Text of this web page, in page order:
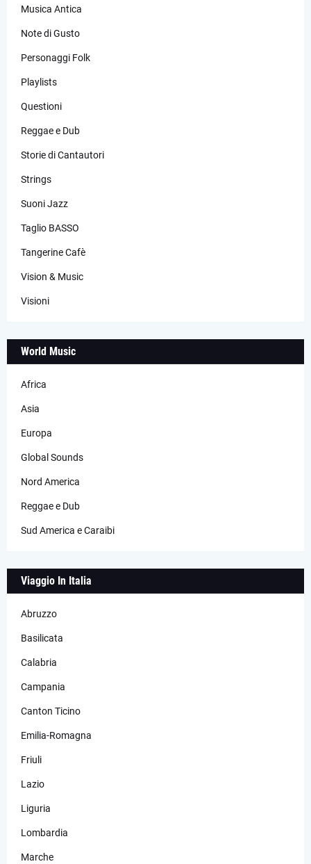
Musica Antica
Note di Gusto
Personaggi Folk
Playlists
Questioni
Reggae e Dub
Storie di Cantautori
Strings
Suoni Jazz
Taglio BASSO
Tangerine Cafè
Vision & Music
Visioni
World Music
Africa
Asia
Europa
Global Sounds
Nord America
Reggae e Dub
Sud America e Caraibi
Viaggio In Italia
Abruzzo
Basilicata
Calabria
Campania
Canton Ticino
Emilia-Romagna
Friuli
Lazio
Liguria
Lombardia
Marche